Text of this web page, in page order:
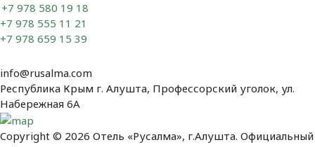
+7 978 580 19 18
+7 978 555 11 21
+7 978 659 15 39
info@rusalma.com
Республика Крым г. Алушта, Профессорский уголок, ул.
Набережная 6А
Copyright © 2026 Отель «Русалма», г.Алушта. Официальный